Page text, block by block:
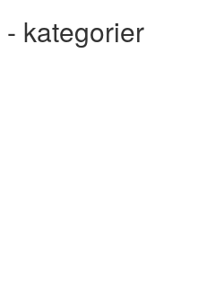
kategorier